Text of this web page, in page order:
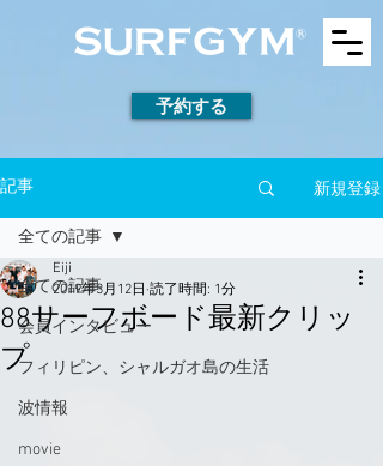
予約する
記事 新規登録
全ての記事
会員インタビュー
フィリピン、シャルガオ島の生活
波情報
movie
全ての記事
88サーフボード最新クリッ
プ
Eiji
2019年3月12日 読了時間: 1分